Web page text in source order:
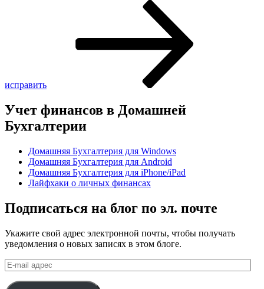
исправить
Учет финансов в Домашней
Бухгалтерии
Домашняя Бухгалтерия для Windows
Домашняя Бухгалтерия для Android
Домашняя Бухгалтерия для iPhone/iPad
Лайфхаки о личных финансах
Подписаться на блог по эл. почте
Укажите свой адрес электронной почты, чтобы получать
уведомления о новых записях в этом блоге.
E-
mail
адрес